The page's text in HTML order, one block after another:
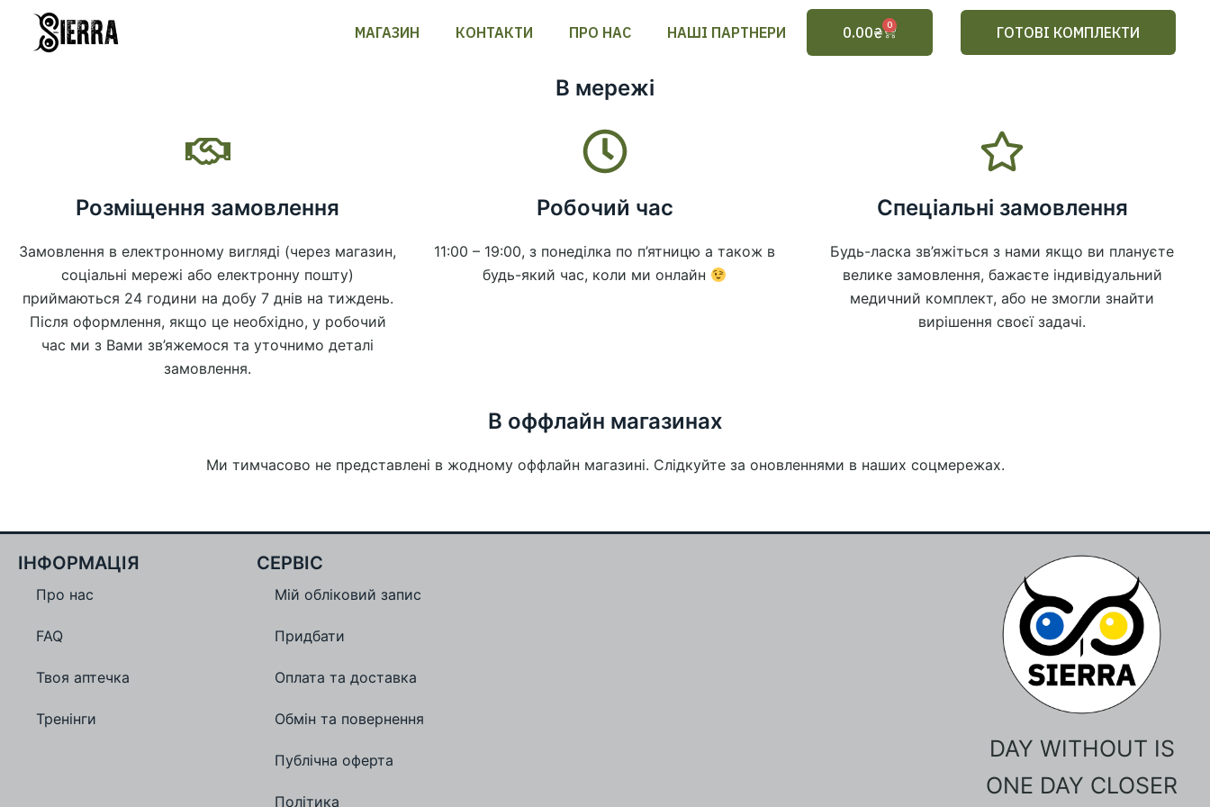
Перейти
вмісту
МАГАЗИН КОНТАКТИ ПРО НАС НАШІ ПАРТНЕРИ 0.00₴ 0 Cart ГОТОВІ КОМПЛЕКТИ
В мережі
Розміщення замовлення
Замовлення в електронному вигляді (через магазин,
соціальні мережі або електронну пошту)
приймаються 24 години на добу 7 днів на тиждень.
Після оформлення, якщо це необхідно, у робочий
час ми з Вами зв’яжемося та уточнимо деталі
замовлення.
Робочий час
11:00 – 19:00, з понеділка по п’ятницю а також в
будь-який час, коли ми онлайн
Спеціальні замовлення
Будь-ласка зв’яжіться з нами якщо ви плануєте
велике замовлення, бажаєте індивідуальний
медичний комплект, або не змогли знайти
вирішення своєї задачі.
В оффлайн магазинах
Ми тимчасово не представлені в жодному оффлайн магазині. Слідкуйте за оновленнями в наших соцмережах.
ІНФОРМАЦІЯ
Про нас
FAQ
Твоя аптечка
Тренінги
СЕРВІС
Мій обліковий запис
Придбати
Оплата та доставка
Обмін та повернення
Публічна оферта
Політика
DAY WITHOUT IS
ONE DAY CLOSER